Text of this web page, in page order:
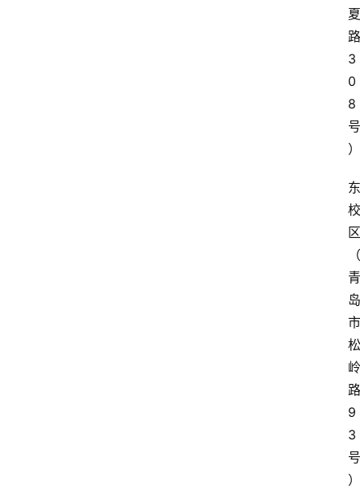
夏
路
3
0
8
号
）
东
校
区
（
青
岛
市
松
岭
路
9
3
号
）